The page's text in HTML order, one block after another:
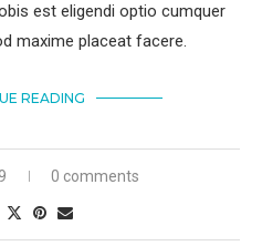
est eligendi optio cumquer
maxime placeat facere.
READING
0 comments